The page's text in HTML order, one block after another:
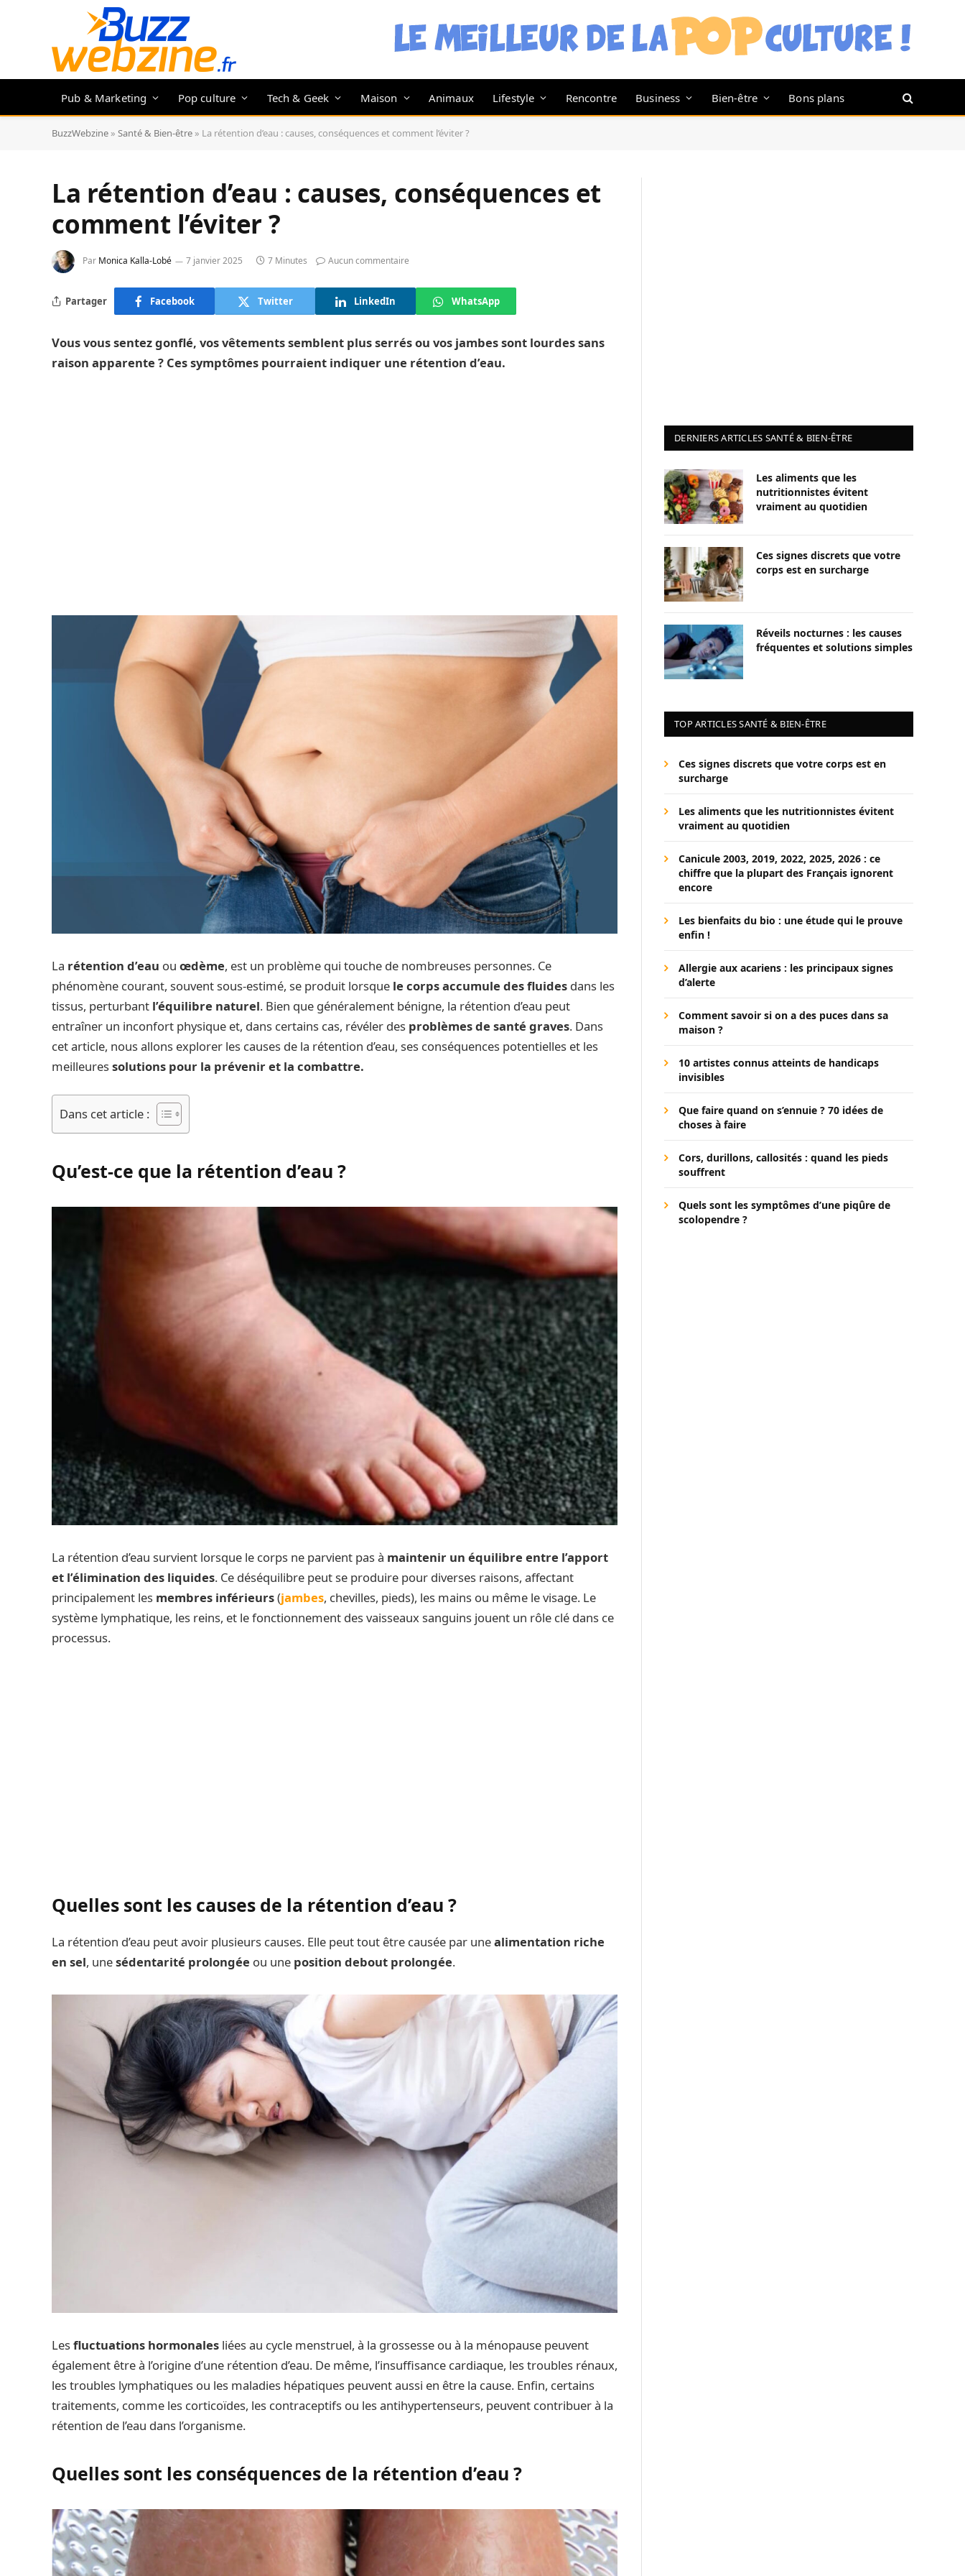
Pub & Marketing Pop culture Tech & Geek Maison Animaux Lifestyle Rencontre Business Bien-être Bons plans
BuzzWebzine » Santé & Bien-être » La rétention d’eau : causes, conséquences et comment l’éviter ?
La rétention d’eau : causes, conséquences et
comment l’éviter ?
Par Monica Kalla-Lobé 7 janvier 2025 7 Minutes Aucun commentaire
Partager Facebook Twitter LinkedIn WhatsApp
Vous vous sentez gonflé, vos vêtements semblent plus serrés ou vos jambes sont lourdes sans
raison apparente ? Ces symptômes pourraient indiquer une rétention d’eau.
La rétention d’eau ou œdème, est un problème qui touche de nombreuses personnes. Ce
phénomène courant, souvent sous-estimé, se produit lorsque le corps accumule des fluides dans les
tissus, perturbant l’équilibre naturel. Bien que généralement bénigne, la rétention d’eau peut
entraîner un inconfort physique et, dans certains cas, révéler des problèmes de santé graves. Dans
cet article, nous allons explorer les causes de la rétention d’eau, ses conséquences potentielles et les
meilleuressolutions pour la prévenir et la combattre.
Dans cet article :
Qu’est-ce que la rétention d’eau ?
La rétention d’eau survient lorsque le corps ne parvient pas à maintenir un équilibre entre l’apport
et l’élimination des liquides. Ce déséquilibre peut se produire pour diverses raisons, affectant
principalement les membres inférieurs(jambes, chevilles, pieds), les mains ou même le visage. Le
système lymphatique, les reins, et le fonctionnement des vaisseaux sanguins jouent un rôle clé dans ce
processus.
Quelles sont les causes de la rétention d’eau ?
La rétention d’eau peut avoir plusieurs causes. Elle peut tout être causée par unealimentation riche
en sel, unesédentarité prolongée ou une position debout prolongée.
Lesfluctuations hormonales liées au cycle menstruel, à la grossesse ou à la ménopause peuvent
également être à l’origine d’une rétention d’eau. De même, l’insuffisance cardiaque, les troubles rénaux,
les troubles lymphatiques ou les maladies hépatiques peuvent aussi en être la cause. Enfin, certains
traitements, comme les corticoïdes, les contraceptifs ou les antihypertenseurs, peuvent contribuer à la
rétention de l’eau dans l’organisme.
Quelles sont les conséquences de la rétention d’eau ?
DERNIERS ARTICLES SANTÉ & BIEN-ÊTRE
Les aliments que les
nutritionnistes évitent
vraiment au quotidien
Ces signes discrets que votre
corps est en surcharge
Réveils nocturnes : les causes
fréquentes et solutions simples
TOP ARTICLES SANTÉ & BIEN-ÊTRE
Ces signes discrets que votre corps est en
surcharge
Les aliments que les nutritionnistes évitent
vraiment au quotidien
Canicule 2003, 2019, 2022, 2025, 2026 : ce
chiffre que la plupart des Français ignorent
encore
Les bienfaits du bio : une étude qui le prouve
enfin !
Allergie aux acariens : les principaux signes
d’alerte
Comment savoir si on a des puces dans sa
maison ?
10 artistes connus atteints de handicaps
invisibles
Que faire quand on s’ennuie ? 70 idées de
choses à faire
Cors, durillons, callosités : quand les pieds
souffrent
Quels sont les symptômes d’une piqûre de
scolopendre ?